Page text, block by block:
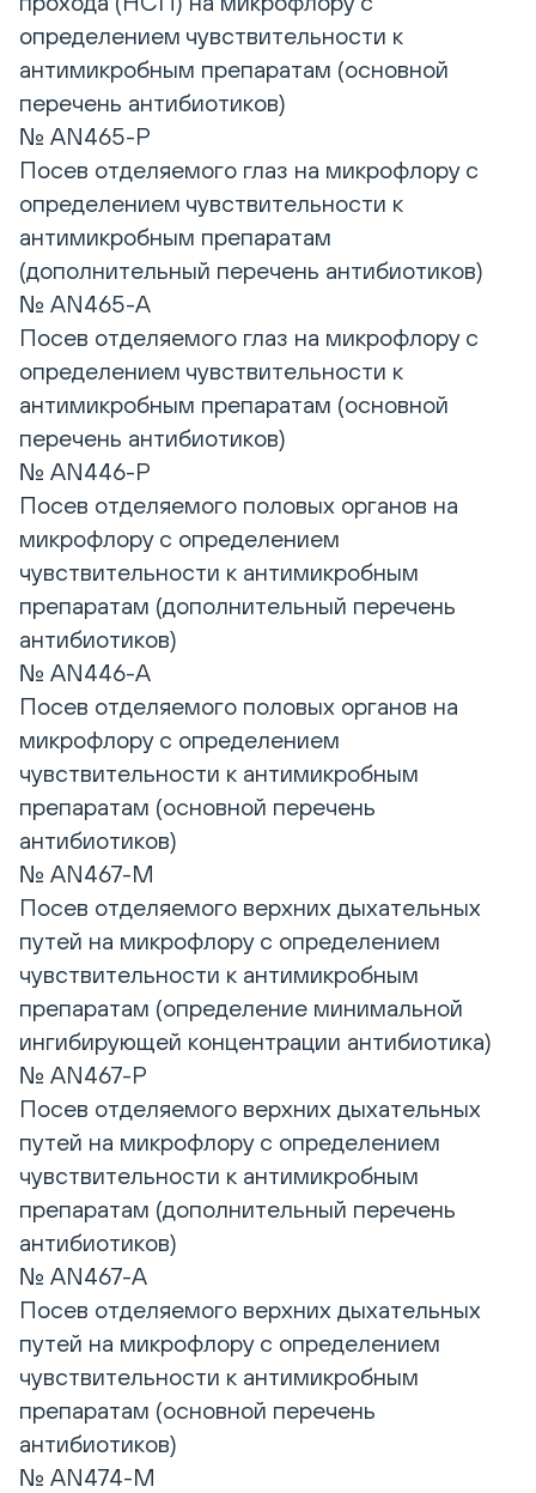
определением чувствительности к
антимикробным препаратам (основной
перечень антибиотиков)
№ AN465-Р
Посев отделяемого глаз на микрофлору с
определением чувствительности к
антимикробным препаратам
(дополнительный перечень антибиотиков)
№ AN465-А
Посев отделяемого глаз на микрофлору с
определением чувствительности к
антимикробным препаратам (основной
перечень антибиотиков)
№ AN446-Р
Посев отделяемого половых органов на
микрофлору с определением
чувствительности к антимикробным
препаратам (дополнительный перечень
антибиотиков)
№ AN446-А
Посев отделяемого половых органов на
микрофлору с определением
чувствительности к антимикробным
препаратам (основной перечень
антибиотиков)
№ AN467-М
Посев отделяемого верхних дыхательных
путей на микрофлору с определением
чувствительности к антимикробным
препаратам (определение минимальной
ингибирующей концентрации антибиотика)
№ AN467-Р
Посев отделяемого верхних дыхательных
путей на микрофлору с определением
чувствительности к антимикробным
препаратам (дополнительный перечень
антибиотиков)
№ AN467-А
Посев отделяемого верхних дыхательных
путей на микрофлору с определением
чувствительности к антимикробным
препаратам (основной перечень
антибиотиков)
№ AN474-M